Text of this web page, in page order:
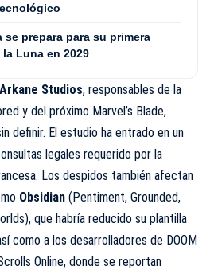
se prepara para su primera
Luna en 2029
Arkane Studios, responsables de la
y del próximo Marvel’s Blade,
definir. El estudio ha entrado en un
legales requerido por la
Los despidos también afectan
Obsidian (Pentiment, Grounded,
que habría reducido su plantilla
como a los desarrolladores de DOOM
Online, donde se reportan